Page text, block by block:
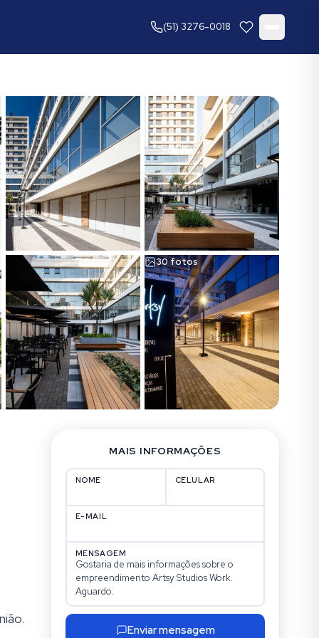
(51) 3276-0018
30fotos
MAIS INFORMAÇÕES
NOME CELULAR
E-MAIL
MENSAGEM
Enviar mensagem